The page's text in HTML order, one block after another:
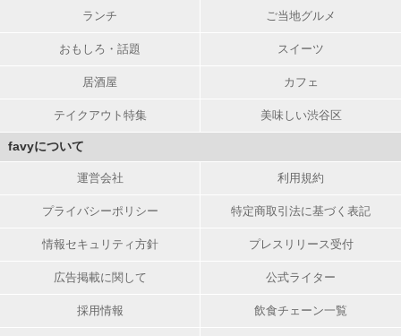
ランチ ご当地グルメ
おもしろ・話題 スイーツ
居酒屋 カフェ
テイクアウト特集 美味しい渋谷区
favyについて
運営会社 利用規約
プライバシーポリシー 特定商取引法に基づく表記
情報セキュリティ方針 プレスリリース受付
広告掲載に関して 公式ライター
採用情報 飲食チェーン一覧